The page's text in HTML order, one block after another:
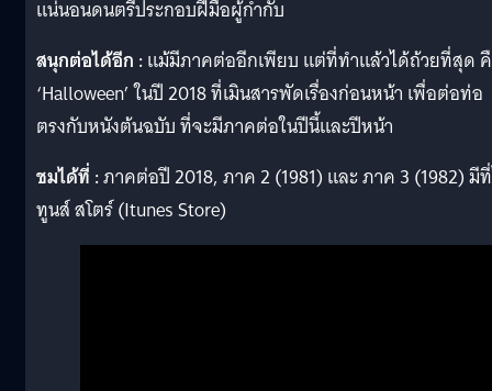
แน่นอนดนตรีประกอบฝีมือผู้กำกับ
สนุกต่อได้อีก :แม้มีภาคต่ออีกเพียบ แต่ที่ทำแล้วได้ถ้วยที่สุด
‘Halloween’ ในปี 2018 ที่เมินสารพัดเรื่องก่อนหน้า เพื่อต่อท่อ
ตรงกับหนังต้นฉบับ ที่จะมีภาคต่อในปีนี้และปีหน้า
ชมได้ที่ :ภาคต่อปี 2018, ภาค 2 (1981) และ ภาค 3 (1982) มี
ทูนส์ สโตร์ (Itunes Store)